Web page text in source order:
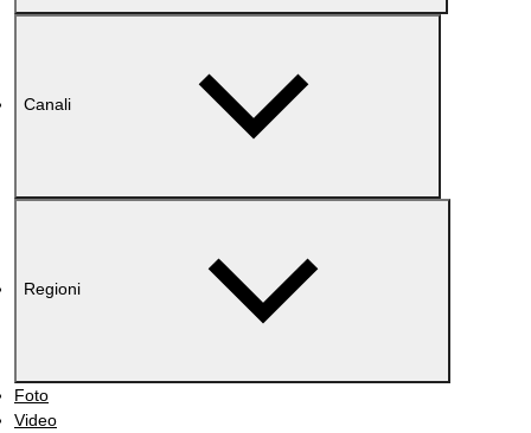
Canali
Regioni
Foto
Video